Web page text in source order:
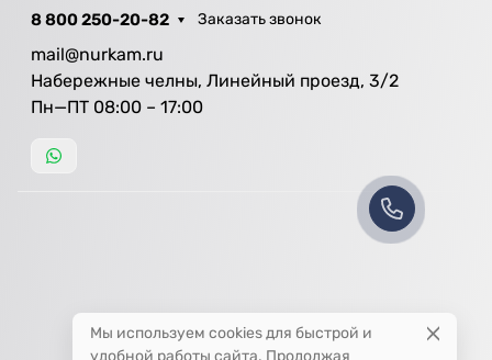
8 800 250-20-82 Заказать звонок
mail@nurkam.ru
Набережные челны, Линейный проезд, 3/2
Пн—ПТ 08:00 – 17:00
Мы используем cookies для быстрой и
удобной работы сайта. Продолжая